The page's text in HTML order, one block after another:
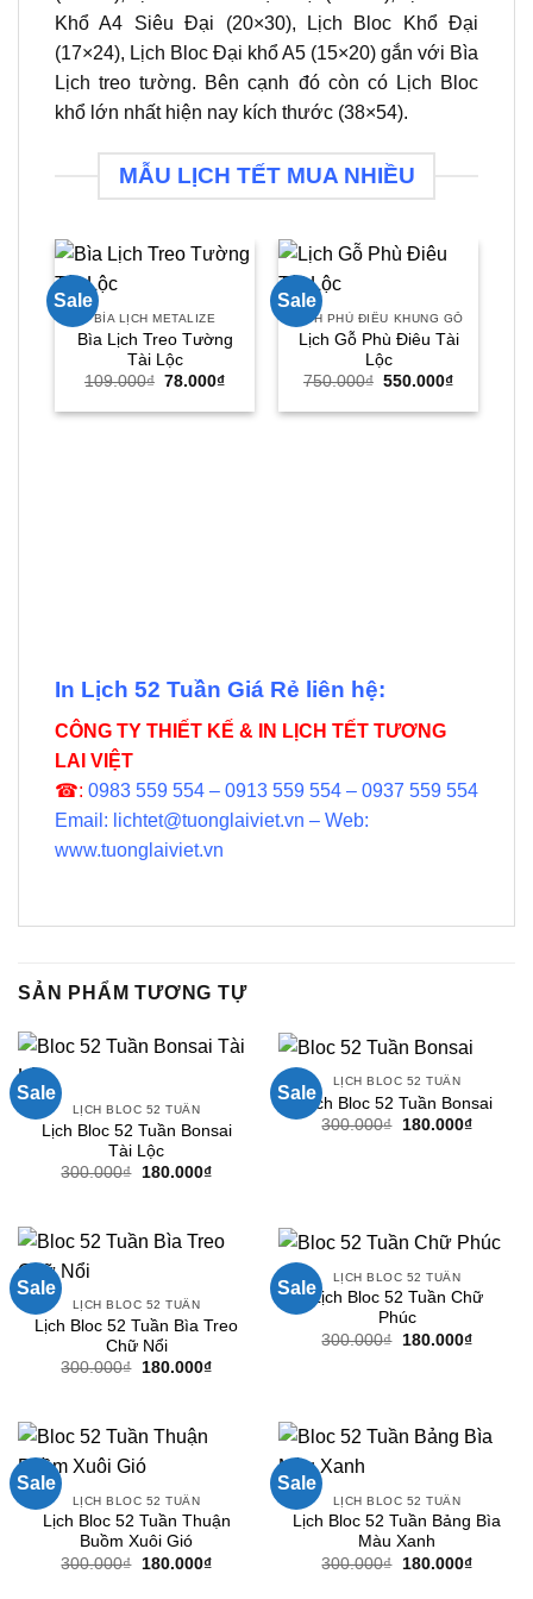
Khổ A4 Siêu Đại (20×30), Lịch Bloc Khổ Đại
(17×24), Lịch Bloc Đại khổ A5 (15×20) gắn với Bìa
Lịch treo tường. Bên cạnh đó còn có Lịch Bloc
khổ lớn nhất hiện nay kích thước (38×54).
MẪU LỊCH TẾT MUA NHIỀU
Sale
BÌA LỊCH METALIZE
Bìa Lịch Treo Tường
Tài Lộc
109.000₫ Giá
là:
78.000₫Giá
tại
Sale
LỊCH PHÙ ĐIÊU KHUNG GỖ
Lịch Gỗ Phù Điêu Tài
Lộc
750.000₫ Giá
là:
550.000₫Giá
tại
In Lịch 52 Tuần Giá Rẻ liên hệ:
CÔNG TY THIẾT KẾ & IN LỊCH TẾT TƯƠNG
LAI VIỆT
☎: 0983 559 554 – 0913 559 554 – 0937 559 554
Email: lichtet@tuonglaiviet.vn – Web:
www.tuonglaiviet.vn
SẢN PHẨM TƯƠNG TỰ
Sale
LỊCH BLOC 52 TUẦN
Lịch Bloc 52 Tuần Bonsai
Tài Lộc
300.000₫
Giá
180.000₫Giá
180.000₫.
Sale
LỊCH BLOC 52 TUẦN
Lịch Bloc 52 Tuần Bonsai
300.000₫
Giá
180.000₫Giá
Sale
LỊCH BLOC 52 TUẦN
Lịch Bloc 52 Tuần Bìa Treo
Chữ Nổi
300.000₫
Giá
180.000₫Giá
180.000₫.
Sale
LỊCH BLOC 52 TUẦN
Lịch Bloc 52 Tuần Chữ
Phúc
300.000₫
Giá
180.000₫Giá
Sale
LỊCH BLOC 52 TUẦN
Lịch Bloc 52 Tuần Thuận
Buồm Xuôi Gió
300.000₫
Giá
180.000₫Giá
Sale
LỊCH BLOC 52 TUẦN
Lịch Bloc 52 Tuần Bảng Bìa
Màu Xanh
300.000₫
Giá
180.000₫Giá